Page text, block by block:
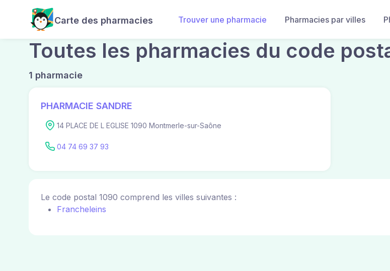
Carte des pharmacies Trouver une pharmacie Pharmacies par villes
Toutes les pharmacies du code
1 pharmacie
PHARMACIE SANDRE
14 PLACE DE L EGLISE 1090 Montmerle-sur-Saône
04 74 69 37 93
Le code postal 1090 comprend les villes suivantes :
Francheleins